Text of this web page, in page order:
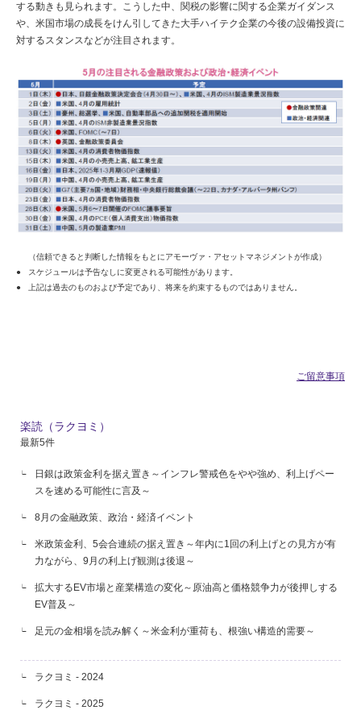
楽読（ラクヨミ）
最新5件
日銀は政策金利を据え置き～インフレ警戒色をやや強め、利上げペー
スを速める可能性に言及～
8月の金融政策、政治・経済イベント
米政策金利、5会合連続の据え置き～年内に1回の利上げとの見方が有
力ながら、9月の利上げ観測は後退～
拡大するEV市場と産業構造の変化～原油高と価格競争力が後押しする
EV普及～
足元の金相場を読み解く～米金利が重荷も、根強い構造的需要～
ラクヨミ - 2024
ラクヨミ - 2025
する動きも見られます。こうした中、関税の影響に関する企業ガイダンス
や、米国市場の成長をけん引してきた大手ハイテク企業の今後の設備投資に
対するスタンスなどが注目されます。
（信頼できると判断した情報をもとにアモーヴァ・アセットマネジメントが作成）
スケジュールは予告なしに変更される可能性があります。
上記は過去のものおよび予定であり、将来を約束するものではありません。
ご留意事項